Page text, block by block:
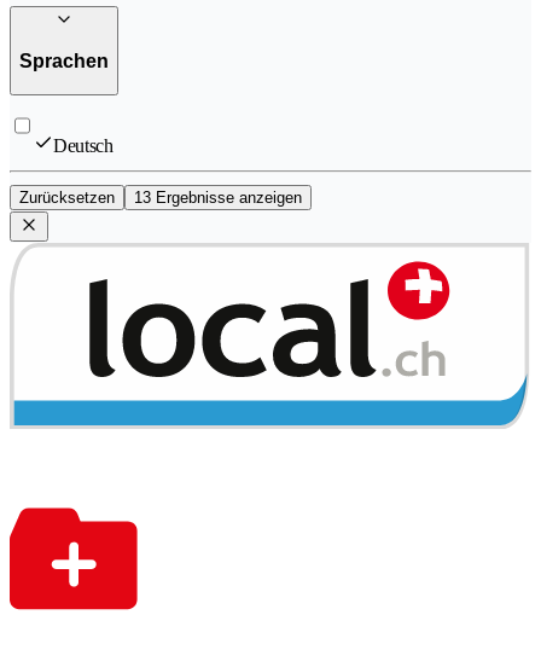
Sprachen
Deutsch
Zurücksetzen 13 Ergebnisse anzeigen